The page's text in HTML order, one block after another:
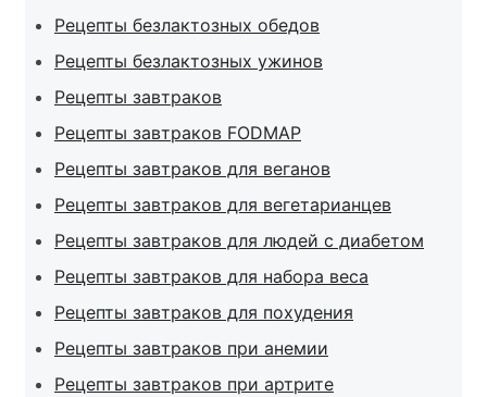
Рецепты безлактозных обедов
Рецепты безлактозных ужинов
Рецепты завтраков
Рецепты завтраков FODMAP
Рецепты завтраков для веганов
Рецепты завтраков для вегетарианцев
Рецепты завтраков для людей с диабетом
Рецепты завтраков для набора веса
Рецепты завтраков для похудения
Рецепты завтраков при анемии
Рецепты завтраков при артрите